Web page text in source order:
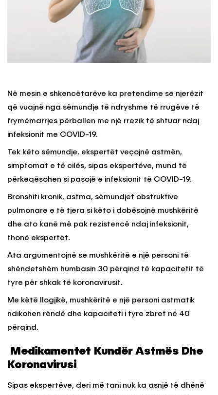
Në mesin e shkencëtarëve ka pretendime se njerëzit
që vuajnë nga sëmundje të ndryshme të rrugëve të
frymëmarrjes përballen me një rrezik të shtuar ndaj
infeksionit me COVID-19.
Tek këto sëmundje, ekspertët veçojnë astmën,
simptomat e të cilës, sipas ekspertëve, mund të
përkeqësohen si pasojë e infeksionit të COVID-19.
Bronshiti kronik, astma, sëmundjet obstruktive
pulmonare e të tjera si këto i dobësojnë mushkëritë
dhe ato kanë më pak rezistencë ndaj infeksionit,
thonë ekspertët.
Ata argumentojnë se mushkëritë e një personi të
shëndetshëm humbasin 30 përqind të kapacitetit të
tyre për shkak të koronavirusit.
Me këtë llogjikë, mushkëritë e një personi astmatik
ndikohen rëndë dhe kapaciteti i tyre zbret në 40
përqind.
Medikamentet Kundër Astmës Dhe
Koronavirusi
Sipas ekspertëve, deri më tani nuk ka asnjë të dhënë